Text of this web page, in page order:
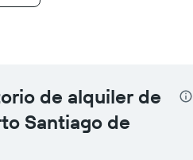
de alquiler de
Santiago de